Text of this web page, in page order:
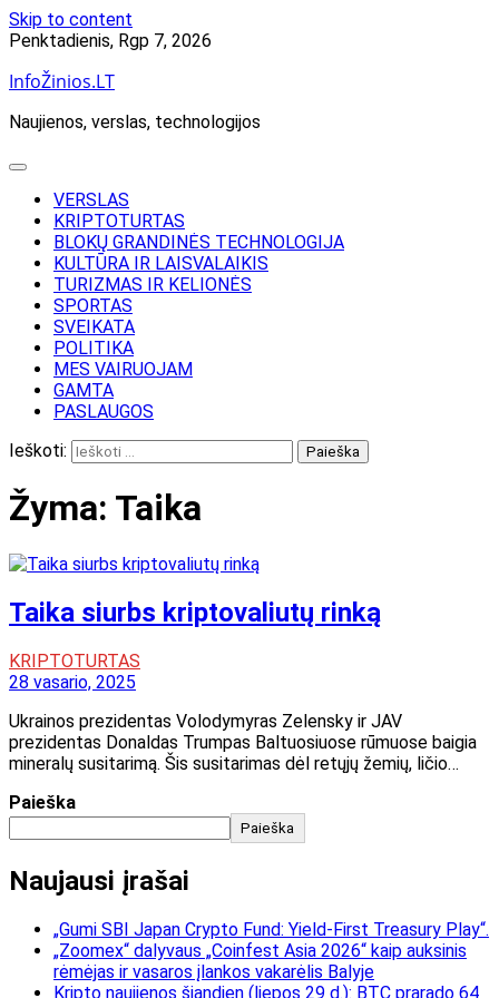
Skip to content
Penktadienis, Rgp 7, 2026
InfoŽinios.LT
Naujienos, verslas, technologijos
VERSLAS
KRIPTOTURTAS
BLOKŲ GRANDINĖS TECHNOLOGIJA
KULTŪRA IR LAISVALAIKIS
TURIZMAS IR KELIONĖS
SPORTAS
SVEIKATA
POLITIKA
MES VAIRUOJAM
GAMTA
PASLAUGOS
Ieškoti:
Žyma: Taika
Taika siurbs kriptovaliutų rinką
KRIPTOTURTAS
28 vasario, 2025
Ukrainos prezidentas Volodymyras Zelensky ir JAV
prezidentas Donaldas Trumpas Baltuosiuose rūmuose baigia
mineralų susitarimą. Šis susitarimas dėl retųjų žemių, ličio…
Paieška
Paieška
Naujausi įrašai
„Gumi SBI Japan Crypto Fund: Yield-First Treasury Play“.
„Zoomex“ dalyvaus „Coinfest Asia 2026“ kaip auksinis
rėmėjas ir vasaros įlankos vakarėlis Balyje
Kripto naujienos šiandien (liepos 29 d.): BTC prarado 64